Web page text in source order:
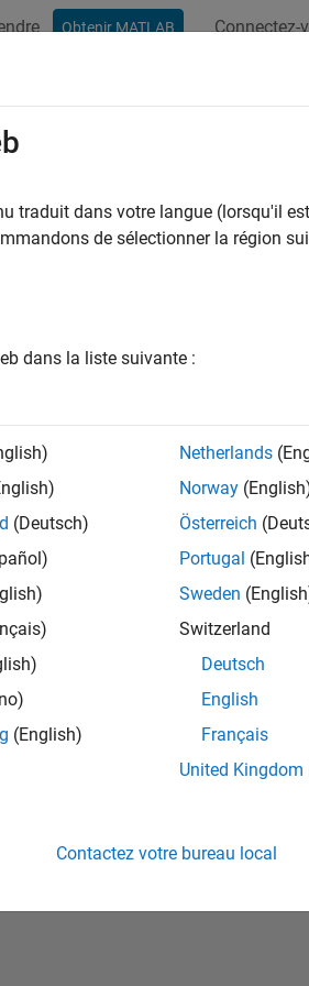
Obtenir MATLAB Connectez-
Actif depuis 2020
No Badges Earned
traduit dans votre langue (lorsqu'il
de sélectionner la région
dans la liste suivante :
(Deutsch)
(English)
Netherlands
Norway
Österreich
Portugal
Sweden
Switzerland
Deutsch
English
Français
United Kingdom
Contactez votre bureau local